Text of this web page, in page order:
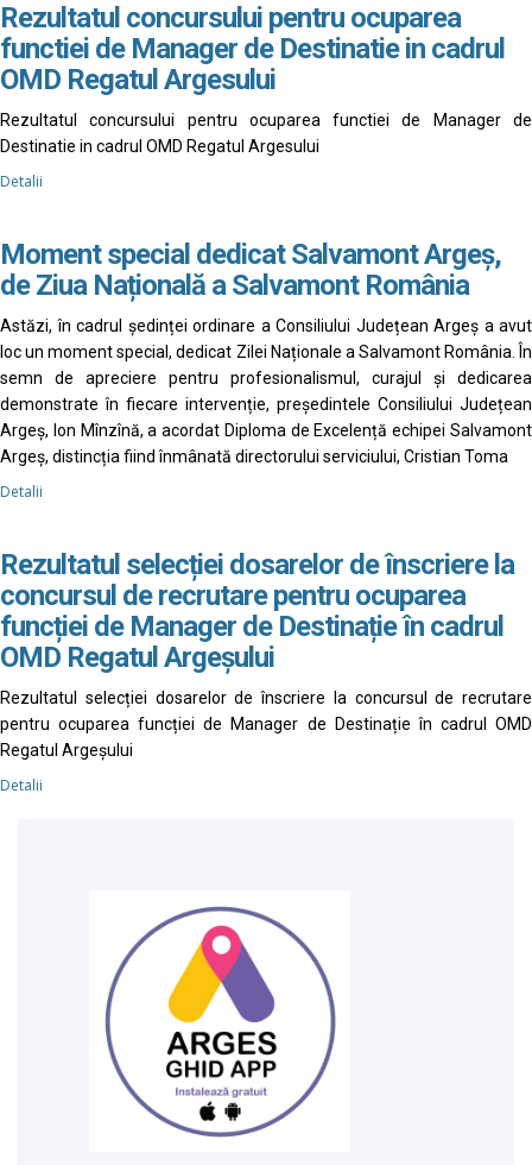
Rezultatul concursului pentru ocuparea
functiei de Manager de Destinatie in cadrul
OMD Regatul Argesului
Rezultatul concursului pentru ocuparea functiei de Manager de
Destinatie in cadrul OMD Regatul Argesului
Detalii
Moment special dedicat Salvamont Argeș,
de Ziua Națională a Salvamont România
Astăzi, în cadrul ședinței ordinare a Consiliului Județean Argeș a avut
loc un moment special, dedicat Zilei Naționale a Salvamont România. În
semn de apreciere pentru profesionalismul, curajul și dedicarea
demonstrate în fiecare intervenție, președintele Consiliului Județean
Argeș, Ion Mînzînă, a acordat Diploma de Excelență echipei Salvamont
Argeș, distincția fiind înmânată directorului serviciului, Cristian Toma
Detalii
Rezultatul selecției dosarelor de înscriere la
concursul de recrutare pentru ocuparea
funcției de Manager de Destinație în cadrul
OMD Regatul Argeșului
Rezultatul selecției dosarelor de înscriere la concursul de recrutare
pentru ocuparea funcției de Manager de Destinație în cadrul OMD
Regatul Argeșului
Detalii